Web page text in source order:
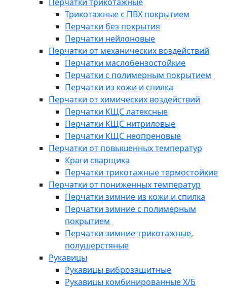
Трикотажные с ПВХ покрытием
Перчатки без покрытия
Перчатки нейлоновые
Перчатки от механических воздействий
Перчатки маслобензостойкие
Перчатки с полимерным покрытием
Перчатки из кожи и спилка
Перчатки от химических воздействий
Перчатки КЩС латексные
Перчатки КЩС нитриловые
Перчатки КЩС неопреновые
Перчатки от повышенных температур
Краги сварщика
Перчатки трикотажные термостойкие
Перчатки от пониженных температур
Перчатки зимние из кожи и спилка
Перчатки зимние с полимерным
покрытием
Перчатки зимние трикотажные,
полушерстяные
Рукавицы
Рукавицы виброзащитные
Рукавицы комбинированные Х/Б